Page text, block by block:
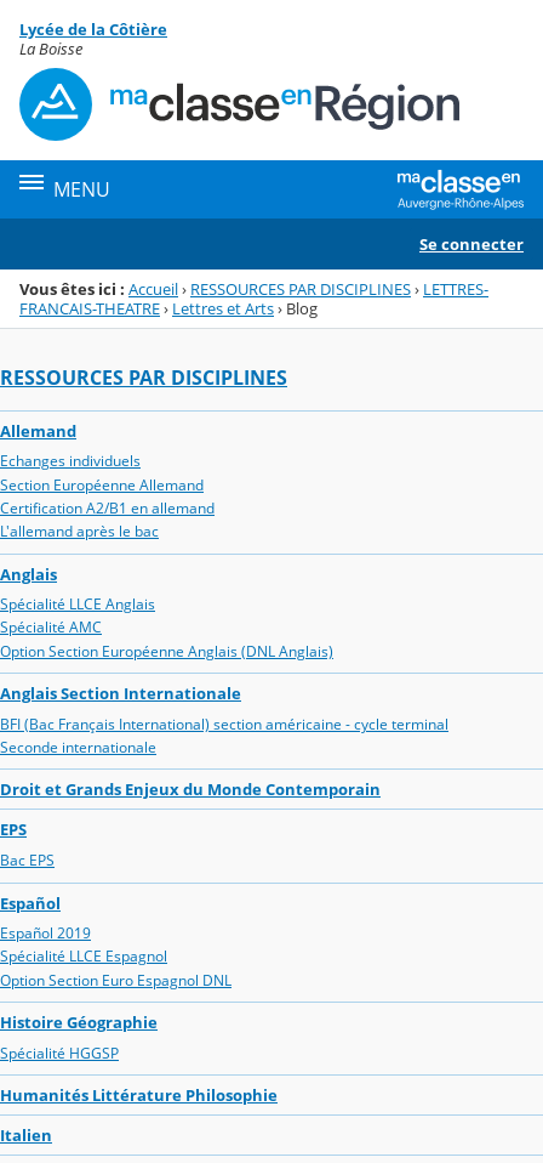
Menu de la rubrique
Contenu
Lycée de la Côtière
La Boisse
MENU
Se connecter
Vous êtes ici : Accueil› RESSOURCES PAR DISCIPLINES› LETTRES-
FRANCAIS-THEATRE› Lettres et Arts› Blog
RESSOURCES PAR DISCIPLINES
Allemand
Echanges individuels
Section Européenne Allemand
Certification A2/B1 en allemand
L'allemand après le bac
Anglais
Spécialité LLCE Anglais
Spécialité AMC
Option Section Européenne Anglais (DNL Anglais)
Anglais Section Internationale
BFI (Bac Français International) section américaine - cycle terminal
Seconde internationale
Droit et Grands Enjeux du Monde Contemporain
EPS
Bac EPS
Español
Español 2019
Spécialité LLCE Espagnol
Option Section Euro Espagnol DNL
Histoire Géographie
Spécialité HGGSP
Humanités Littérature Philosophie
Italien